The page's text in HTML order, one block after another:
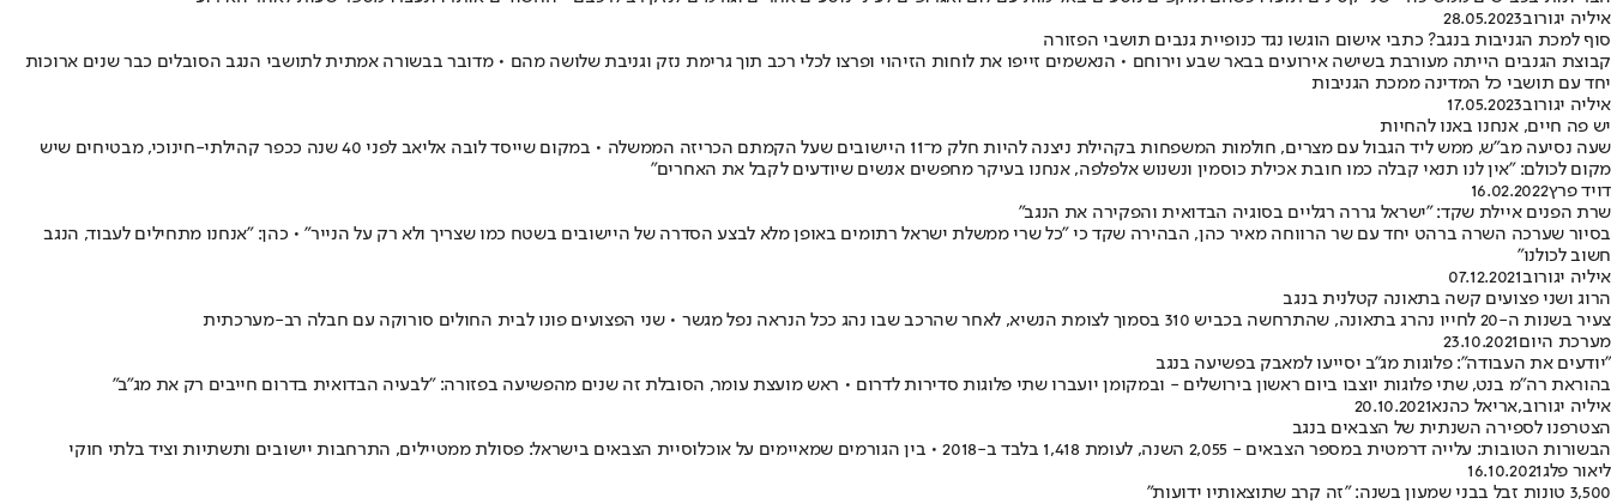
איליה יגורוב28.05.2023
סוף למכת הגניבות בנגב? כתבי אישום הוגשו נגד כנופיית גנבים תושבי הפזורה
קבוצת הגנבים הייתה מעורבת בשישה אירועים בבאר שבע וירוחם • הנאשמים זייפו את לוחות הזיהוי ופרצו לכלי רכב תוך גרימת נזק וגניבת שלושה מהם • מדובר בבשורה אמתית לתושבי הנגב הסובלים כבר שנים ארוכות
יחד עם תושבי כל המדינה ממכת הגניבות
איליה יגורוב17.05.2023
יש פה חיים, אנחנו באנו להחיות
שעה נסיעה מב"ש, ממש ליד הגבול עם מצרים, חולמות המשפחות בקהילת ניצנה להיות חלק מ־11 היישובים שעל הקמתם הכריזה הממשלה • במקום שייסד לובה אליאב לפני 40 שנה ככפר קהילתי-חינוכי, מבטיחים שיש
מקום לכולם: "אין לנו תנאי קבלה כמו חובת אכילת כוסמין ונשנוש אלפלפה, אנחנו בעיקר מחפשים אנשים שיודעים לקבל את האחרים״
דויד פרץ16.02.2022
שרת הפנים איילת שקד: "ישראל גררה רגליים בסוגיה הבדואית והפקירה את הנגב"
בסיור שערכה השרה ברהט יחד עם שר הרווחה מאיר כהן, הבהירה שקד כי "כל שרי ממשלת ישראל רתומים באופן מלא לבצע הסדרה של היישובים בשטח כמו שצריך ולא רק על הנייר" • כהן: "אנחנו מתחילים לעבוד, הנגב
חשוב לכולנו"
איליה יגורוב07.12.2021
הרוג ושני פצועים קשה בתאונה קטלנית בנגב
צעיר בשנות ה-20 לחייו נהרג בתאונה, שהתרחשה בכביש 310 בסמוך לצומת הנשיא, לאחר שהרכב שבו נהג ככל הנראה נפל מגשר • שני הפצועים פונו לבית החולים סורוקה עם חבלה רב-מערכתית
מערכת היום23.10.2021
"יודעים את העבודה": פלוגות מג"ב יסייעו למאבק בפשיעה בנגב
בהוראת רה"מ בנט, שתי פלוגות יוצבו ביום ראשון בירושלים - ובמקומן יועברו שתי פלוגות סדירות לדרום • ראש מועצת עומר, הסובלת זה שנים מהפשיעה בפזורה: "לבעיה הבדואית בדרום חייבים רק את מג"ב"
איליה יגורוב,אריאל כהנא20.10.2021
הצטרפנו לספירה השנתית של הצבאים בנגב
הבשורות הטובות: עלייה דרמטית במספר הצבאים - 2,055 השנה, לעומת 1,418 בלבד ב-2018 • בין הגורמים שמאיימים על אוכלוסיית הצבאים בישראל: פסולת ממטיילים, התרחבות יישובים ותשתיות וציד בלתי חוקי
ליאור פלג16.10.2021
3,500 טונות זבל בבני שמעון בשנה: "זה קרב שתוצאותיו ידועות"